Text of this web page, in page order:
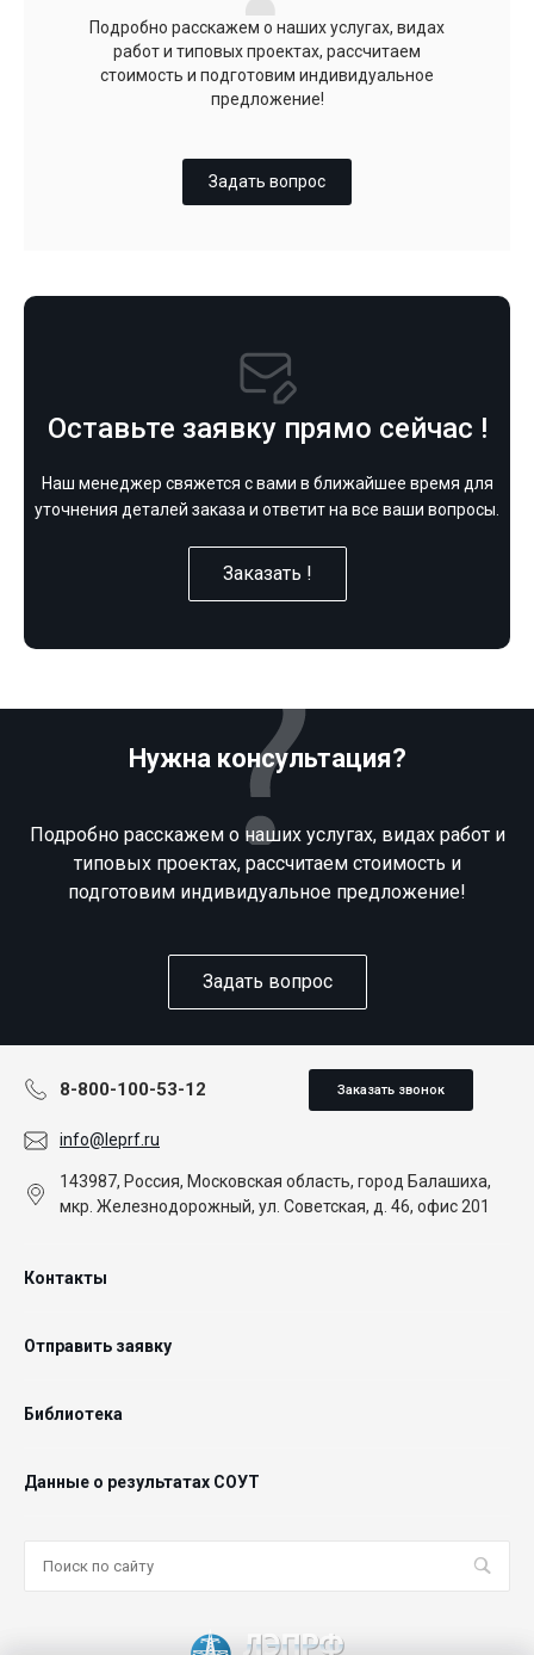
Подробно расскажем о наших услугах, видах
работ и типовых проектах, рассчитаем
стоимость и подготовим индивидуальное
предложение!
Задать вопрос
Оставьте заявку прямо сейчас !
Наш менеджер свяжется с вами в ближайшее время для
уточнения деталей заказа и ответит на все ваши вопросы.
Заказать !
Нужна консультация?
Подробно расскажем о наших услугах, видах работ и
типовых проектах, рассчитаем стоимость и
подготовим индивидуальное предложение!
Задать вопрос
8-800-100-53-12 Заказать звонок
info@leprf.ru
143987, Россия, Московская область, город Балашиха,
мкр. Железнодорожный, ул. Советская, д. 46, офис 201
Контакты
Отправить заявку
Библиотека
Данные о результатах СОУТ